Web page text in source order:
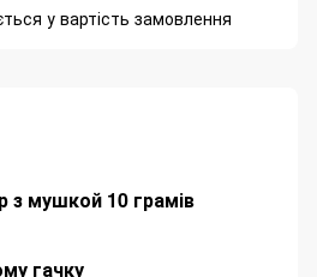
у вартість замовлення
з мушкой 10 грамів
гачку